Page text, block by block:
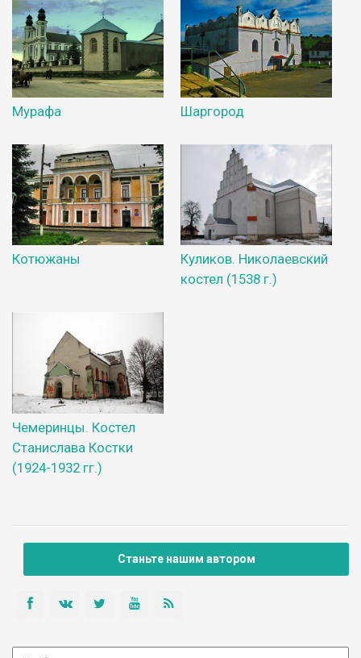
Мурафа Шаргород
Котюжаны
Куликов. Николаевский
костел (1538 г.)
Чемеринцы. Костел
Станислава Костки
(1924-1932 гг.)
Станьте нашим автором